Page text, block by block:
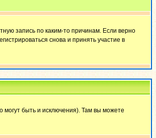
запись по каким-то причинам. Если верно
снова и принять участие в
могут быть и исключения). Там вы можете